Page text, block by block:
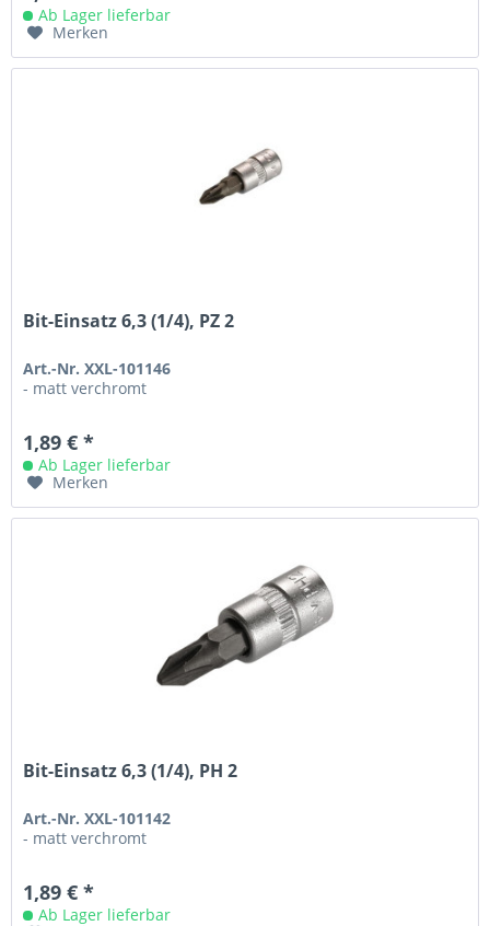
Ab Lager lieferbar
Merken
Bit-Einsatz 6,3 (1/4), PZ 2
Art.-Nr. XXL-101146
- matt verchromt
1,89 € *
Ab Lager lieferbar
Merken
Bit-Einsatz 6,3 (1/4), PH 2
Art.-Nr. XXL-101142
- matt verchromt
1,89 € *
Ab Lager lieferbar